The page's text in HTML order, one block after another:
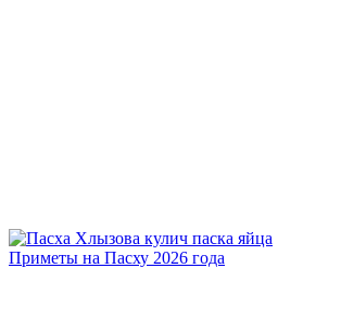
Приметы на Пасху 2026 года